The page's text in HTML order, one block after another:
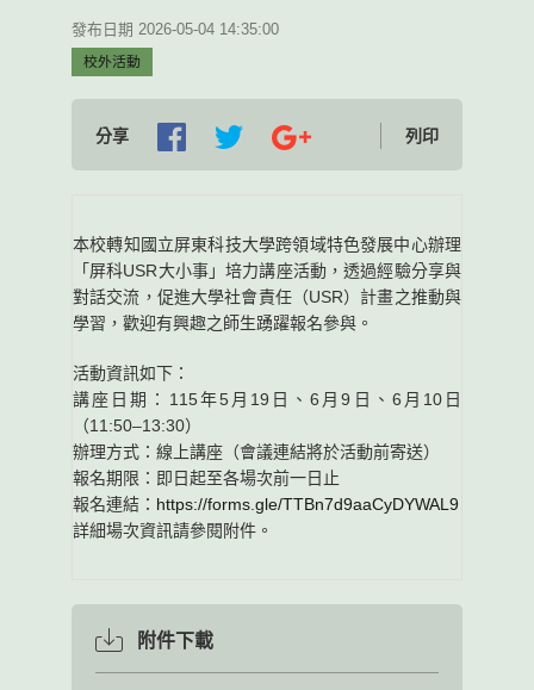
發布日期 2026-05-04 14:35:00
校外活動
分享 列印
本校轉知國立屏東科技大學跨領域特色發展中心辦理
「屏科USR大小事」培力講座活動，透過經驗分享與
對話交流，促進大學社會責任（USR）計畫之推動與
學習，歡迎有興趣之師生踴躍報名參與。
活動資訊如下：
講座日期：115年5月19日、6月9日、6月10日
（11:50–13:30）
辦理方式：線上講座（會議連結將於活動前寄送）
報名期限：即日起至各場次前一日止
報名連結： https://forms.gle/TTBn7d9aaCyDYWAL9
詳細場次資訊請參閱附件。
附件下載